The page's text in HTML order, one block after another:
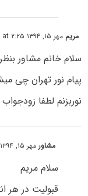
مریم مهر ۱۵, ۱۳۹۴ at ۲:۲۵ ب٫ظ
نوربزنم لطفا
مشاورمهر ۱۵, ۱۳۹۴ at ۱۱:۰۲ ب٫ظ
سلام مریم
قبولیت در هر